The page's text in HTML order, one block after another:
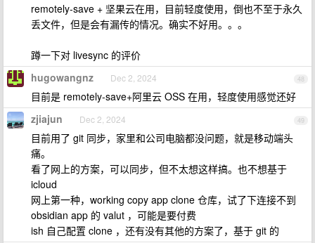
remotely-save + 坚果云在用，目前轻度使用，倒也不至于永久
丢文件，但是会有漏传的情况。确实不好用。。。
蹲一下对 livesync 的评价
48
hugowangnz Dec 2, 2024
目前是 remotely-save+阿里云 OSS 在用，轻度使用感觉还好
49
zjiajun Dec 2, 2024
目前用了 git 同步，家里和公司电脑都没问题，就是移动端头
痛。
看了网上的方案，可以同步，但不太想这样搞。也不想基于
icloud
网上第一种，working copy app clone 仓库，试了下连接不到
obsidian app 的 valut ，可能是要付费
ish 自己配置 clone ，还有没有其他的方案了，基于 git 的